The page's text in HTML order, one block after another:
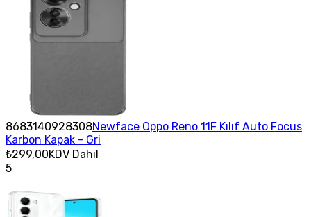
8683140928308Newface Oppo Reno 11F Kılıf Auto Focus
Karbon Kapak - Gri
₺299,00KDV Dahil
5